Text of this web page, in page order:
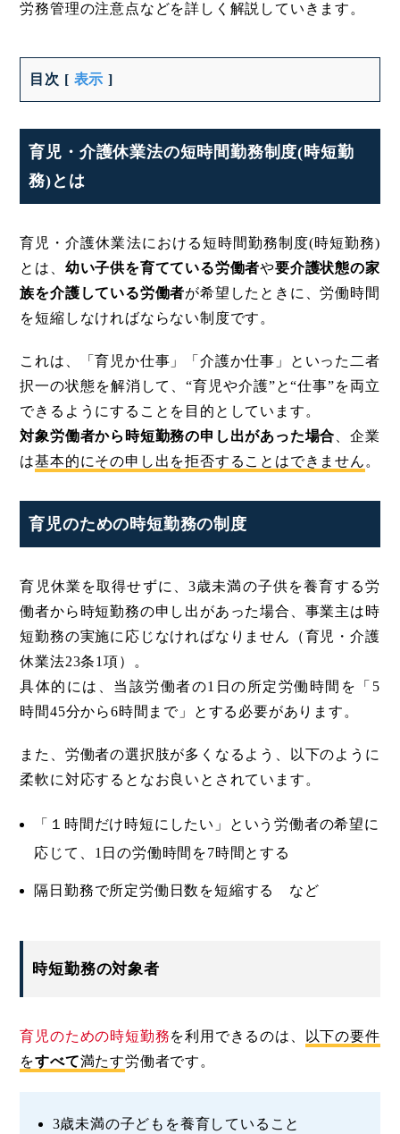
労務管理の注意点などを詳しく解説していきます。
目次 [ 表示 ]
育児・介護休業法の短時間勤務制度(時短勤
務)とは
育児・介護休業法における短時間勤務制度(時短勤務)
とは、 幼い子供を育てている労働者や要介護状態の家
族を介護している労働者が希望したときに、労働時間
を短縮しなければならない制度です。
これは、「育児か仕事」「介護か仕事」といった二者
択一の状態を解消して、“育児や介護”と“仕事”を両立
できるようにすることを目的としています。
対象労働者から時短勤務の申し出があった場合 、企業
は基本的にその申し出を拒否することはできません 。
育児のための時短勤務の制度
育児休業を取得せずに、3歳未満の子供を養育する労
働者から時短勤務の申し出があった場合、事業主は時
短勤務の実施に応じなければなりません（育児・介護
休業法23条1項）。
具体的には、当該労働者の1日の所定労働時間を「5
時間45分から6時間まで」とする必要があります。
また、労働者の選択肢が多くなるよう、以下のように
柔軟に対応するとなお良いとされています。
「１時間だけ時短にしたい」という労働者の希望に
応じて、1日の労働時間を7時間とする
隔日勤務で所定労働日数を短縮する など
時短勤務の対象者
育児のための時短勤務を利用できるのは、
以下の要件
をすべて満たす労働者です。
3歳未満の子どもを養育していること